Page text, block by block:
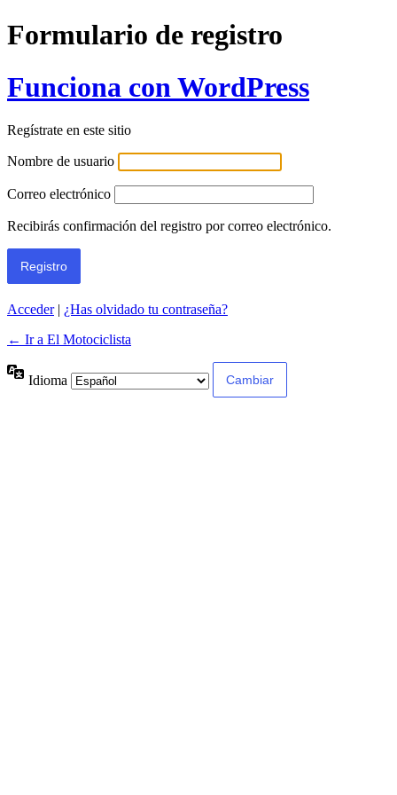
Formulario de registro
Funciona con WordPress
Regístrate en este sitio
Nombre de usuario
Correo electrónico
Recibirás confirmación del registro por correo electrónico.
Acceder| ¿Has olvidado tu contraseña?
← Ir a El Motociclista
Idioma